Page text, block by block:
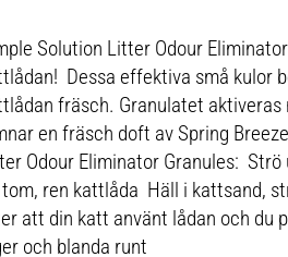
Solution Litter Odour
Dessa effektiva små kulor
fräsch. Granulatet
en fräsch doft av Spring
Odour Eliminator Granules:
ren kattlåda Häll i kattsand,
att din katt använt lådan och du
och blanda runt